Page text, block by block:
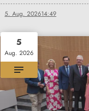
5. Aug. 202614:49
5
Aug. 2026